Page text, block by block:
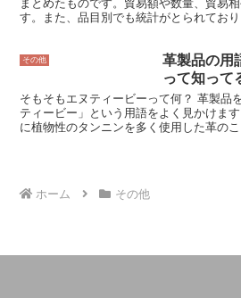
が痛くなります。逆に、足入れサイズが
が中で動いてしまい、歩きにくくなりま
まとめたものです。貿易額や数量、貿易
す。また、品目別でも統計がとられてお
います。 日本貿易統計は、日本貿易振興機構のホームページから閲
覧することができます。ホームページで
その他
革製品の用
って知って
そもそもエヌティービーって何？ 革製品を扱うお店に行くと「エヌ
ティービー」という用語をよく見かけま
に植物性のタンニンを多く使用した革の
ホーム
その他